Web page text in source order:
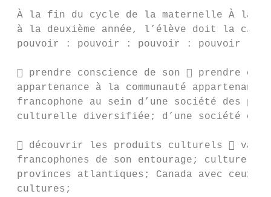
À la fin du cycle de la maternelle À la
à la deuxième année, l’élève doit la
pouvoir : pouvoir : pouvoir : pouvoir :
 prendre conscience de son  prendre
appartenance à la communauté
francophone au sein d’une société des
culturelle diversifiée; d’une société
 découvrir les produits culturels 
francophones de son entourage; culturels
provinces atlantiques; Canada avec ceux
cultures;